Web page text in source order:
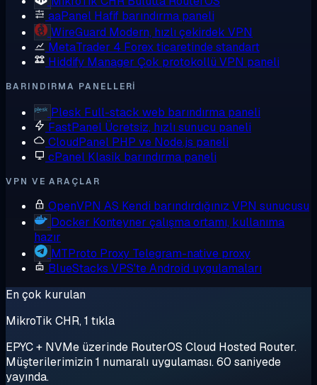
aaPanel Hafif barındırma paneli
WireGuard Modern, hızlı çekirdek VPN
MetaTrader 4 Forex ticaretinde standart
Hiddify Manager Çok protokollü VPN paneli
BARINDIRMA PANELLERI
Plesk Full-stack web barındırma paneli
FastPanel Ücretsiz, hızlı sunucu paneli
CloudPanel PHP ve Node.js paneli
cPanel Klasik barındırma paneli
VPN VE ARAÇLAR
OpenVPN AS Kendi barındırdığınız VPN sunucusu
Docker Konteyner çalışma ortamı, kullanıma
hazır
MTProto Proxy Telegram-native proxy
BlueStacks VPS'te Android uygulamaları
En çok kurulan
MikroTik CHR, 1 tıkla
EPYC + NVMe üzerinde RouterOS Cloud Hosted Router.
Müşterilerimizin 1 numaralı uygulaması. 60 saniyede
yayında.